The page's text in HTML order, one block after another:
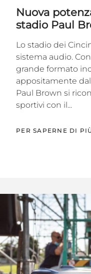
Nuova
stadio Paul
Lo stadio dei
sistema audio.
grande formato
appositamente
Paul Brown si
sportivi con il...
PER SAPERNE DI